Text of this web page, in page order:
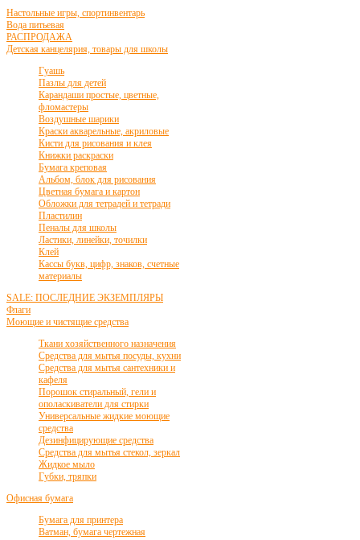
Настольные игры, спортинвентарь
Вода питьевая
РАСПРОДАЖА
Детская канцелярия, товары для школы
Гуашь
Пазлы для детей
Карандаши простые, цветные,
фломастеры
Воздушные шарики
Краски акварельные, акриловые
Кисти для рисования и клея
Книжки раскраски
Бумага креповая
Альбом, блок для рисования
Цветная бумага и картон
Обложки для тетрадей и тетради
Пластилин
Пеналы для школы
Ластики, линейки, точилки
Клей
Кассы букв, цифр, знаков, счетные
материалы
SALE: ПОСЛЕДНИЕ ЭКЗЕМПЛЯРЫ
Флаги
Моющие и чистящие средства
Ткани хозяйственного назначения
Средства для мытья посуды, кухни
Средства для мытья сантехники и
кафеля
Порошок стиральный, гели и
ополаскиватели для стирки
Универсальные жидкие моющие
средства
Дезинфицирующие средства
Средства для мытья стекол, зеркал
Жидкое мыло
Губки, тряпки
Офисная бумага
Бумага для принтера
Ватман, бумага чертежная